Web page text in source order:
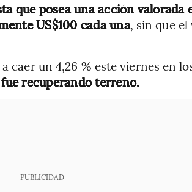
que posea una acción valorada
US$100 cada una, sin que
caer un 4,26 % este viernes en
recuperando terreno.
PUBLICIDAD